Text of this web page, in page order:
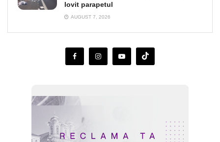
lovit parapetul
AUGUST 7, 2026